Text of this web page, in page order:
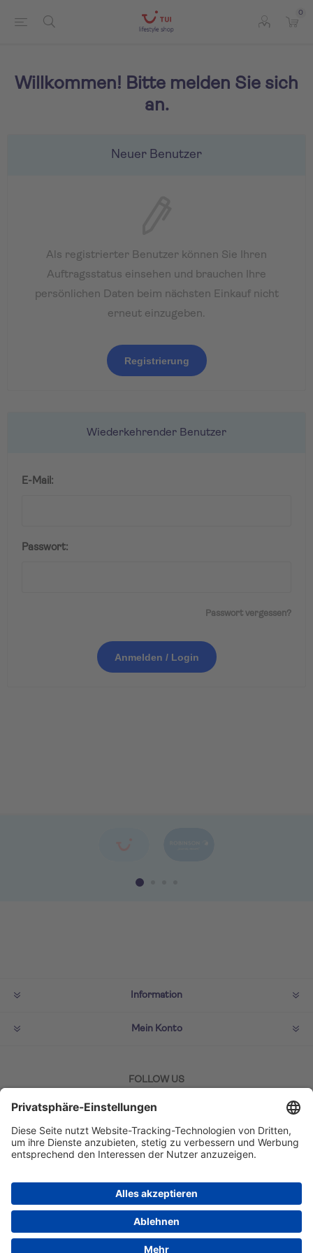
0
Willkommen! Bitte melden Sie sich
an.
Neuer Benutzer
Als registrierter Benutzer können Sie Ihren
Auftragsstatus einsehen und brauchen Ihre
persönlichen Daten beim nächsten Einkauf nicht
erneut einzugeben.
Registrierung
Wiederkehrender Benutzer
E-Mail:
Passwort:
Passwort vergessen?
Anmelden / Login
Information
Mein Konto
FOLLOW US
ZAHLMETHODEN
Copyright © 2026 TUI Lifestyle Shop. Alle Rechte